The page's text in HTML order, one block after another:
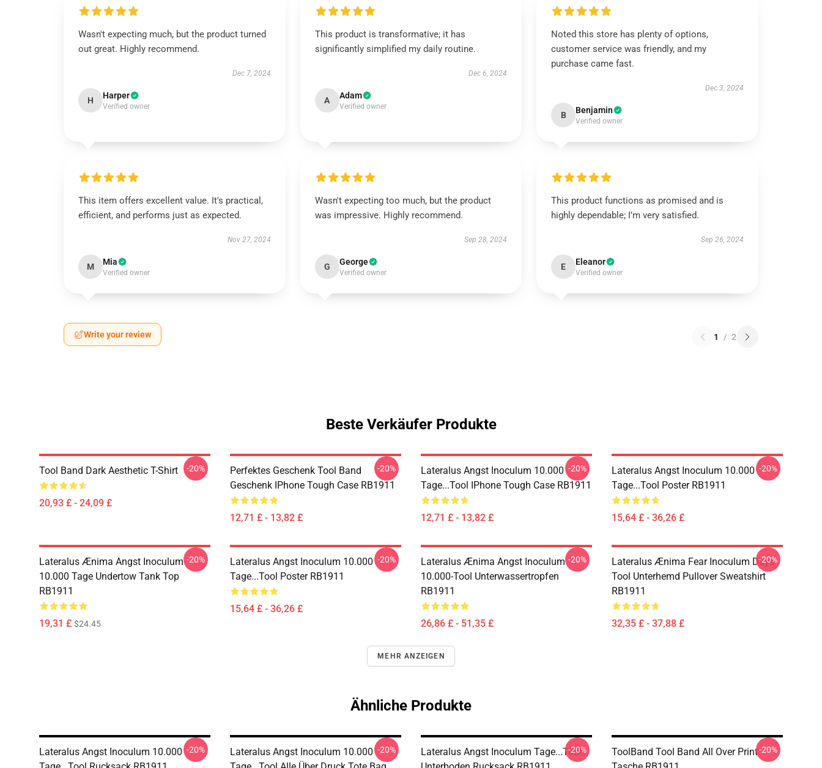
Wasn't expecting much, but the product turned
out great. Highly recommend.
Dec 7, 2024
H Harper
Verified owner
This product is transformative; it has
significantly simplified my daily routine.
Dec 6, 2024
A Adam
Verified owner
Noted this store has plenty of options,
customer service was friendly, and my
purchase came fast.
Dec 3, 2024
B Benjamin
Verified owner
This item offers excellent value. It's practical,
efficient, and performs just as expected.
Nov 27, 2024
M Mia
Verified owner
Wasn't expecting too much, but the product
was impressive. Highly recommend.
Sep 28, 2024
G George
Verified owner
This product functions as promised and is
highly dependable; I’m very satisfied.
Sep 26, 2024
E Eleanor
Verified owner
Write your review 1 / 2
Beste Verkäufer Produkte
Tool Band Dark Aesthetic T-Shirt
20,93 £ - 24,09 £
-20%
Perfektes Geschenk Tool Band
Geschenk IPhone Tough Case RB1911
12,71 £ - 13,82 £
-20%
Lateralus Angst Inoculum 10.000
Tage...tool IPhone Tough Case RB1911
12,71 £ - 13,82 £
-20%
Lateralus Angst Inoculum 10.000
Tage...tool Poster RB1911
15,64 £ - 36,26 £
-20%
Lateralus Ænima Angst Inoculum
10.000 Tage Undertow Tank Top
RB1911
19,31 £ $24.45
-20%
Lateralus Angst Inoculum 10.000
Tage...tool Poster RB1911
15,64 £ - 36,26 £
-20%
Lateralus Ænima Angst Inoculum
10.000-Tool Unterwassertropfen
RB1911
26,86 £ - 51,35 £
-20%
Lateralus Ænima Fear Inoculum Days-
Tool Unterhemd Pullover Sweatshirt
RB1911
32,35 £ - 37,88 £
-20%
MEHR ANZEIGEN
Ähnliche Produkte
Lateralus Angst Inoculum 10.000 -20%
Lateralus Angst Inoculum 10.000 -20%
Lateralus Angst Inoculum Tage...tool
-20%
ToolBand Tool Band All Over Print-20%